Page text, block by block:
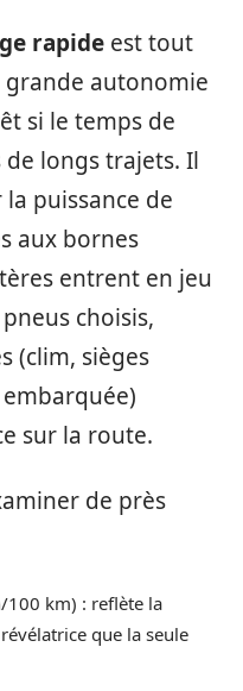
rapide est tout
autonomie
si le temps de
longs trajets. Il
puissance de
aux bornes
entrent en jeu
choisis,
(clim, sièges
sur la route.
de près
100 km) : reflète la
que la seule